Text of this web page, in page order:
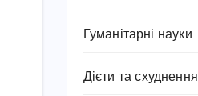
Гуманітарні науки
Дієти та схуднення